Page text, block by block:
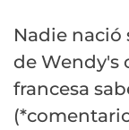
Nadie
de Wendy's
francesa